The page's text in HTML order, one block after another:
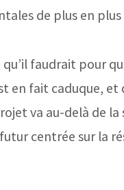
de plus en
faudrait pour
fait caduque, et
va au-delà de la
centrée sur la